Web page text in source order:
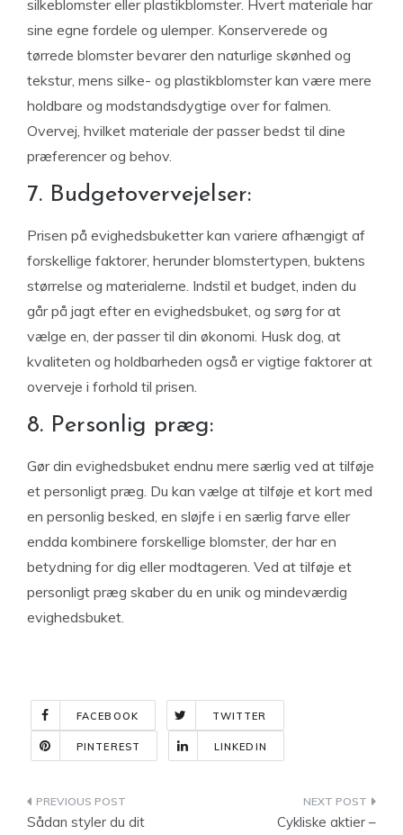
silkeblomster eller plastikblomster. Hvert materiale har
sine egne fordele og ulemper. Konserverede og
tørrede blomster bevarer den naturlige skønhed og
tekstur, mens silke- og plastikblomster kan være mere
holdbare og modstandsdygtige over for falmen.
Overvej, hvilket materiale der passer bedst til dine
præferencer og behov.
7. Budgetovervejelser:
Prisen på evighedsbuketter kan variere afhængigt af
forskellige faktorer, herunder blomstertypen, buktens
størrelse og materialerne. Indstil et budget, inden du
går på jagt efter en evighedsbuket, og sørg for at
vælge en, der passer til din økonomi. Husk dog, at
kvaliteten og holdbarheden også er vigtige faktorer at
overveje i forhold til prisen.
8. Personlig præg:
Gør din evighedsbuket endnu mere særlig ved at tilføje
et personligt præg. Du kan vælge at tilføje et kort med
en personlig besked, en sløjfe i en særlig farve eller
endda kombinere forskellige blomster, der har en
betydning for dig eller modtageren. Ved at tilføje et
personligt præg skaber du en unik og mindeværdig
evighedsbuket.
FACEBOOK TWITTER
PINTEREST LINKEDIN
Indlægsnavigation
Sådan styler du dit
Cykliske aktier –